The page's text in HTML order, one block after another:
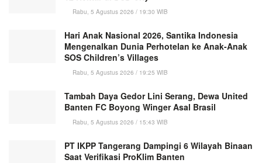
Rabu, 5 Agustus 2026 / 19:30 WIB
Hari Anak Nasional 2026, Santika Indonesia
Mengenalkan Dunia Perhotelan ke Anak-Anak
SOS Children’s Villages
Rabu, 5 Agustus 2026 / 19:25 WIB
Tambah Daya Gedor Lini Serang, Dewa United
Banten FC Boyong Winger Asal Brasil
Rabu, 5 Agustus 2026 / 15:43 WIB
PT IKPP Tangerang Dampingi 6 Wilayah Binaan
Saat Verifikasi ProKlim Banten